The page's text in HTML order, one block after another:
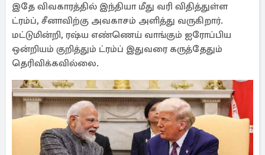
இதே விவகாரத்தில் இந்தியா மீது வரி விதித்துள்ள
ட்ரம்ப், சீனாவிற்கு அவகாசம் அளித்து வருகிறார்.
மட்டுமின்றி, ரஷ்ய எண்ணெய் வாங்கும் ஐரோப்பிய
ஒன்றியம் குறித்தும் ட்ரம்ப் இதுவரை கருத்தேதும்
தெரிவிக்கவில்லை.